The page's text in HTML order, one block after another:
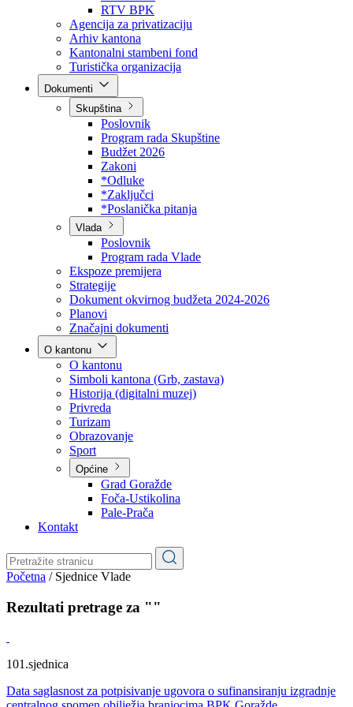
Direkcija za šumarstvo
Javna preduzeća
BPK šume
RTV BPK
Agencija za privatizaciju
Arhiv kantona
Kantonalni stambeni fond
Turistička organizacija
Skupština
Poslovnik
Program rada Skupštine
Budžet 2026
Zakoni
*Odluke
*Zaključci
*Poslanička pitanja
Vlada
Poslovnik
Program rada Vlade
Ekspoze premijera
Strategije
Dokument okvirnog budžeta 2024-2026
Planovi
Značajni dokumenti
O kantonu
O kantonu
Simboli kantona (Grb, zastava)
Historija (digitalni muzej)
Privreda
Turizam
Obrazovanje
Općine
Pale-Prača
Kontakt
Sjednice Vlade